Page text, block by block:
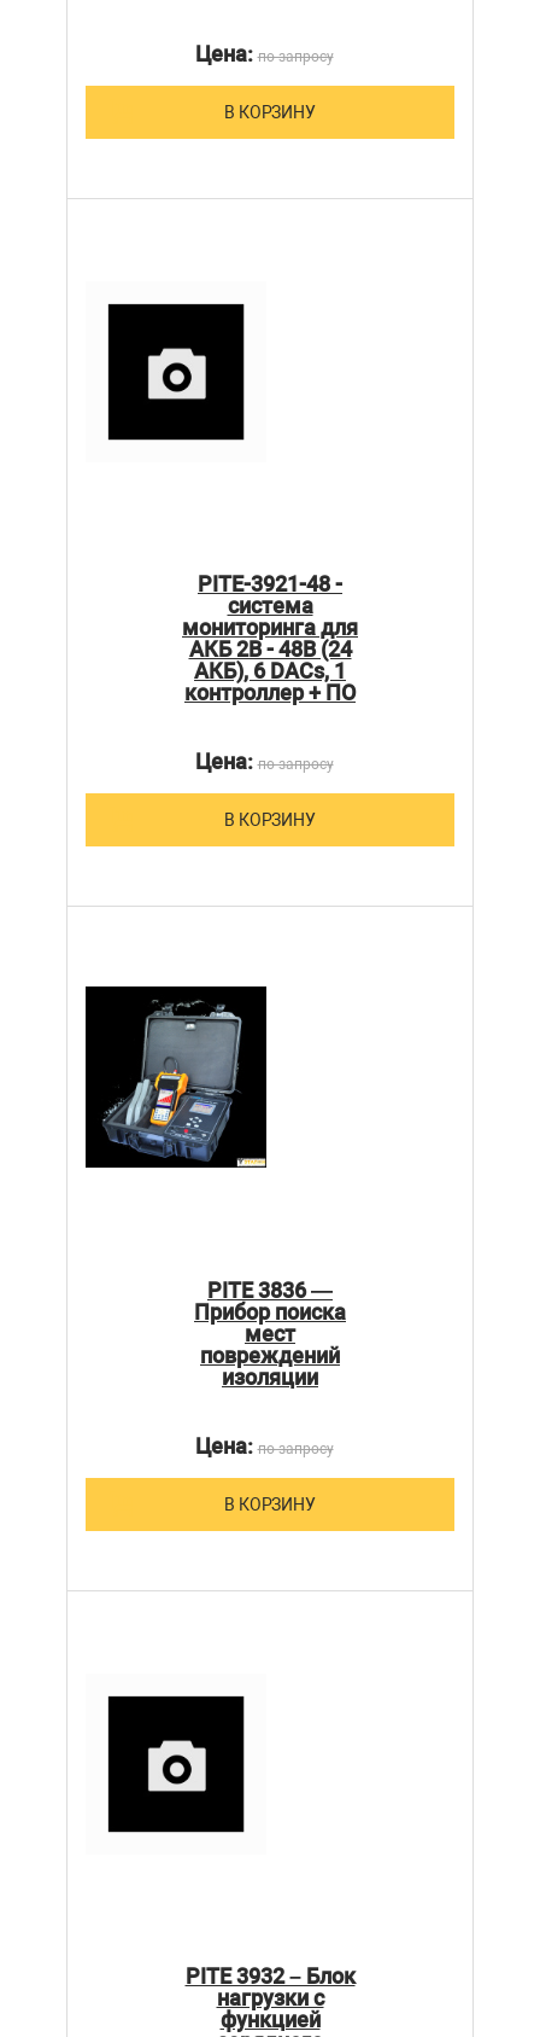
Цена:по запросу
В КОРЗИНУ
PITE-3921-48 -
система
мониторинга для
АКБ 2В - 48В (24
АКБ), 6 DACs, 1
контроллер + ПО
Цена:по запросу
В КОРЗИНУ
PITE 3836 —
Прибор поиска
мест
повреждений
изоляции
Цена:по запросу
В КОРЗИНУ
PITE 3932 – Блок
нагрузки с
функцией